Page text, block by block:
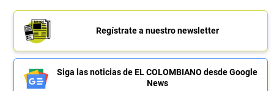
Regístrate a nuestro newsletter
Siga las noticias de EL COLOMBIANO desde Google
News